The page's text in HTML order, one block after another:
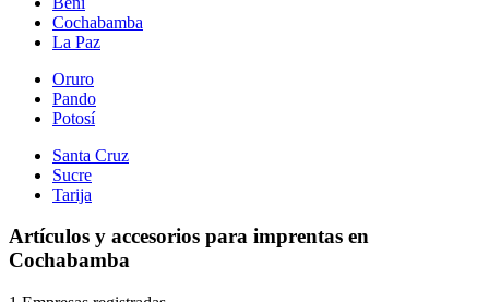
Cochabamba
La Paz
Oruro
Pando
Potosí
Santa Cruz
Sucre
Tarija
Artículos y accesorios para imprentas en
Cochabamba